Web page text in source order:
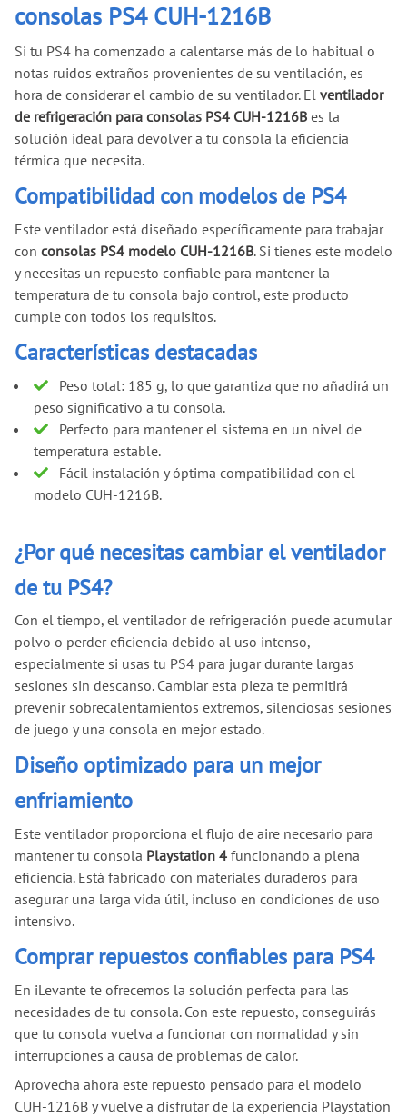
consolas PS4 CUH-1216B
Si tu PS4 ha comenzado a calentarse más de lo habitual o
notas ruidos extraños provenientes de su ventilación, es
hora de considerar el cambio de su ventilador. El ventilador
de refrigeración para consolas PS4 CUH-1216B es la
solución ideal para devolver a tu consola la eficiencia
térmica que necesita.
Compatibilidad con modelos de PS4
Este ventilador está diseñado específicamente para trabajar
con consolas PS4 modelo CUH-1216B. Si tienes este modelo
y necesitas un repuesto confiable para mantener la
temperatura de tu consola bajo control, este producto
cumple con todos los requisitos.
Características destacadas
Peso total: 185 g, lo que garantiza que no añadirá un
peso significativo a tu consola.
Perfecto para mantener el sistema en un nivel de
temperatura estable.
Fácil instalación y óptima compatibilidad con el
modelo CUH-1216B.
¿Por qué necesitas cambiar el ventilador
de tu PS4?
Con el tiempo, el ventilador de refrigeración puede acumular
polvo o perder eficiencia debido al uso intenso,
especialmente si usas tu PS4 para jugar durante largas
sesiones sin descanso. Cambiar esta pieza te permitirá
prevenir sobrecalentamientos extremos, silenciosas sesiones
de juego y una consola en mejor estado.
Diseño optimizado para un mejor
enfriamiento
Este ventilador proporciona el flujo de aire necesario para
mantener tu consola Playstation 4 funcionando a plena
eficiencia. Está fabricado con materiales duraderos para
asegurar una larga vida útil, incluso en condiciones de uso
intensivo.
Comprar repuestos confiables para PS4
En iLevante te ofrecemos la solución perfecta para las
necesidades de tu consola. Con este repuesto, conseguirás
que tu consola vuelva a funcionar con normalidad y sin
interrupciones a causa de problemas de calor.
Aprovecha ahora este repuesto pensado para el modelo
CUH-1216B y vuelve a disfrutar de la experiencia Playstation